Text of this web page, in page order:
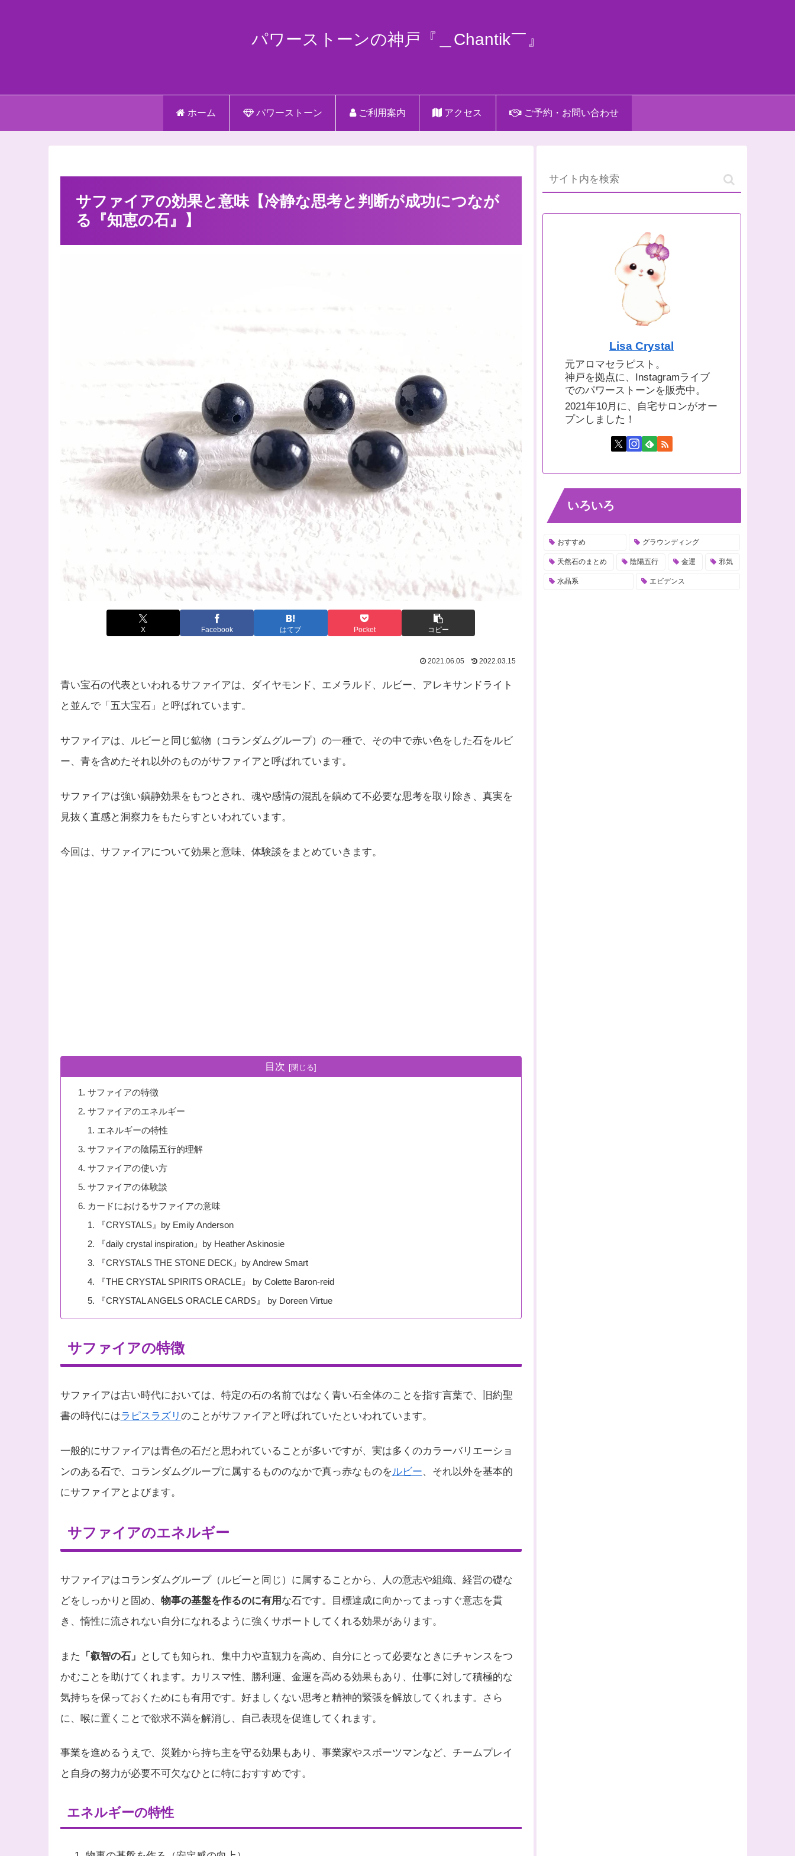
パワーストーンの神戸『＿Chantik￣』
ホーム パワーストーン ご利用案内 アクセス ご予約・お問い合わせ
サファイアの効果と意味【冷静な思考と判断が成功につなが
る『知恵の石』】
X Facebook はてブ Pocket コピー
2021.06.05 2022.03.15
青い宝石の代表といわれるサファイアは、ダイヤモンド、エメラルド、ルビー、アレキサンドライト
と並んで「五大宝石」と呼ばれています。
サファイアは、ルビーと同じ鉱物（コランダムグループ）の一種で、その中で赤い色をした石をルビ
ー、青を含めたそれ以外のものがサファイアと呼ばれています。
サファイアは強い鎮静効果をもつとされ、魂や感情の混乱を鎮めて不必要な思考を取り除き、真実を
見抜く直感と洞察力をもたらすといわれています。
今回は、サファイアについて効果と意味、体験談をまとめていきます。
目次
サファイアの特徴
サファイアのエネルギー
エネルギーの特性
サファイアの陰陽五行的理解
サファイアの使い方
サファイアの体験談
カードにおけるサファイアの意味
『CRYSTALS』by Emily Anderson
『daily crystal inspiration』by Heather Askinosie
『CRYSTALS THE STONE DECK』by Andrew Smart
『THE CRYSTAL SPIRITS ORACLE』 by Colette Baron-reid
『CRYSTAL ANGELS ORACLE CARDS』 by Doreen Virtue
サファイアの特徴
サファイアは古い時代においては、特定の石の名前ではなく青い石全体のことを指す言葉で、旧約聖
書の時代にはラピスラズリ のことがサファイアと呼ばれていたといわれています。
一般的にサファイアは青色の石だと思われていることが多いですが、実は多くのカラーバリエーショ
ンのある石で、コランダムグループに属するもののなかで真っ赤なものをルビー、それ以外を基本的
にサファイアとよびます。
サファイアのエネルギー
サファイアはコランダムグループ（ルビーと同じ）に属することから、人の意志や組織、経営の礎な
どをしっかりと固め、 物事の基盤を作るのに有用 な石です。目標達成に向かってまっすぐ意志を貫
き、惰性に流されない自分になれるように強くサポートしてくれる効果があります。
また 「叡智の石」
としても知られ、集中力や直観力を高め、自分にとって必要なときにチャンスをつ
かむことを助けてくれます。カリスマ性、勝利運、金運を高める効果もあり、仕事に対して積極的な
気持ちを保っておくためにも有用です。好ましくない思考と精神的緊張を解放してくれます。さら
に、喉に置くことで欲求不満を解消し、自己表現を促進してくれます。
事業を進めるうえで、災難から持ち主を守る効果もあり、事業家やスポーツマンなど、チームプレイ
と自身の努力が必要不可欠なひとに特におすすめです。
エネルギーの特性
Lisa Crystal
元アロマセラピスト。
神戸を拠点に、Instagramライブ
でのパワーストーンを販売中。
2021年10月に、自宅サロンがオー
プンしました！
いろいろ
おすすめ グラウンディング
天然石のまとめ 陰陽五行 金運 邪気
水晶系 エビデンス